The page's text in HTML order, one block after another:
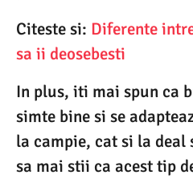
Citeste si: Diferente
sa ii deosebesti
In plus, iti mai spun ca
simte bine si se
la campie, cat si la deal
sa mai stii ca acest tip